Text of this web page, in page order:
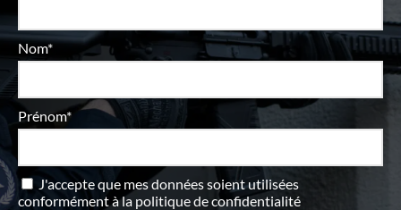
Nom*
Prénom*
J'accepte que mes données soient utilisées
conformément àla politique de confidentialité